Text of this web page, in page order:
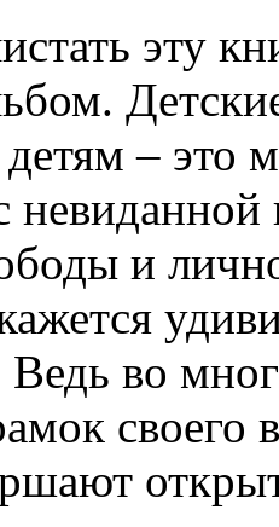
эту
– это
и
во
своего